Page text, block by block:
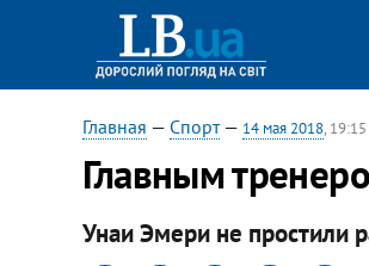
Главная — Спорт— 14 мая 2018, 19:15
Главным
Унаи Эмери не простили